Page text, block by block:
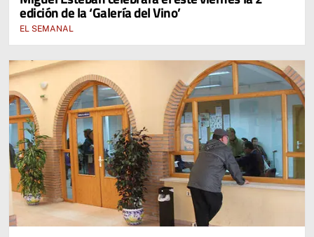
edición de la ‘Galería del Vino’
EL SEMANAL